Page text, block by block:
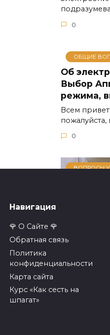
0
ОБЩИЕ
Об
Выбор
режима,
Всем
пожалуйста,
0
ВОПРОСЫ
Лазерная
Навигация
🌹 О Сайте 🌹
Обратная связь
Политика
конфиденциальности
Карта сайта
Курс «Как сесть на
шпагат»